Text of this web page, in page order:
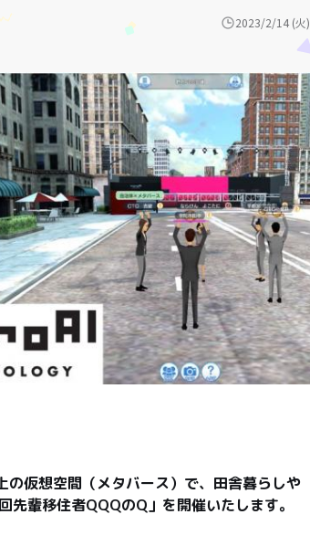
2023/2/14 (火)
仮想空間（メタバース）で、田舎暮らしや
輩移住者QQQのQ」を開催いたします。